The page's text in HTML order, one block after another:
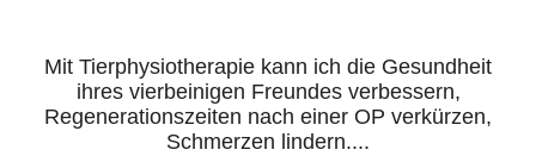
Mit Tierphysiotherapie kann ich die Gesundheit
ihres vierbeinigen Freundes verbessern,
Regenerationszeiten nach einer OP verkürzen,
Schmerzen lindern....